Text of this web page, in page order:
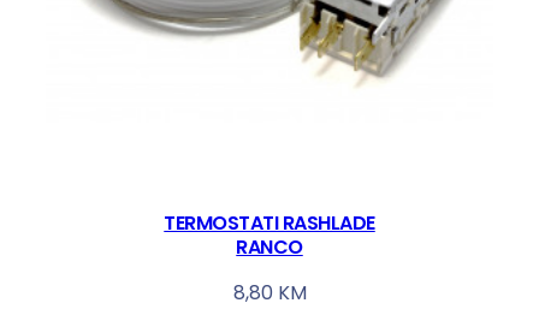
TERMOSTATI RASHLADE
RANCO
8,80 KM